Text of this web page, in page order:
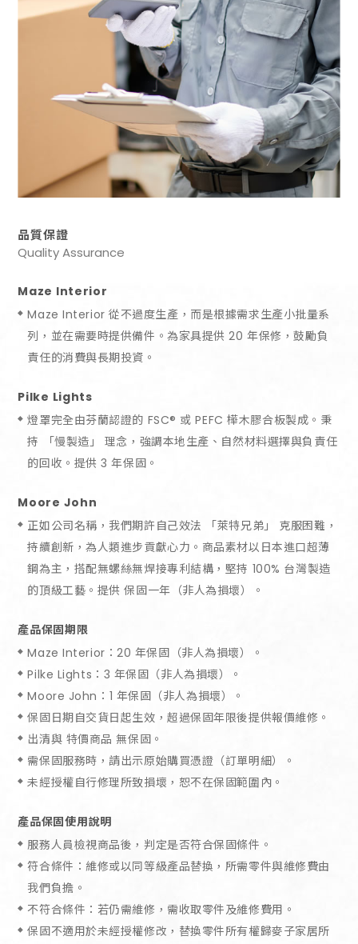
品質保證
Quality Assurance
Maze Interior
Maze Interior 從不過度生產，而是根據需求生產小批量系
列，並在需要時提供備件。為家具提供 20 年保修，鼓勵負
責任的消費與長期投資。
Pilke Lights
燈罩完全由芬蘭認證的 FSC® 或 PEFC 樺木膠合板製成。秉
持 「慢製造」 理念，強調本地生產、自然材料選擇與負責任
的回收。提供 3 年保固。
Moore John
正如公司名稱，我們期許自己效法 「萊特兄弟」 克服困難，
持續創新，為人類進步貢獻心力。商品素材以日本進口超薄
鋼為主，搭配無螺絲無焊接專利結構，堅持 100% 台灣製造
的頂級工藝。提供 保固一年（非人為損壞）。
產品保固期限
Maze Interior：20 年保固（非人為損壞）。
Pilke Lights：3 年保固（非人為損壞）。
Moore John：1 年保固（非人為損壞）。
保固日期自交貨日起生效，超過保固年限後提供報價維修。
出清與 特價商品 無保固。
需保固服務時，請出示原始購買憑證（訂單明細）。
未經授權自行修理所致損壞，恕不在保固範圍內。
產品保固使用說明
服務人員檢視商品後，判定是否符合保固條件。
符合條件：維修或以同等級產品替換，所需零件與維修費由
我們負擔。
不符合條件：若仍需維修，需收取零件及維修費用。
保固不適用於未經授權修改，替換零件所有權歸麥子家居所